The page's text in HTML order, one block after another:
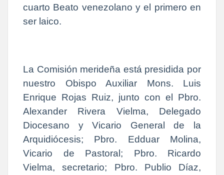
cuarto Beato venezolano y el primero en
ser laico.
La Comisión merideña está presidida por
nuestro Obispo Auxiliar Mons. Luis
Enrique Rojas Ruiz, junto con el Pbro.
Alexander Rivera Vielma, Delegado
Diocesano y Vicario General de la
Arquidiócesis; Pbro. Edduar Molina,
Vicario de Pastoral; Pbro. Ricardo
Vielma, secretario; Pbro. Publio Díaz,